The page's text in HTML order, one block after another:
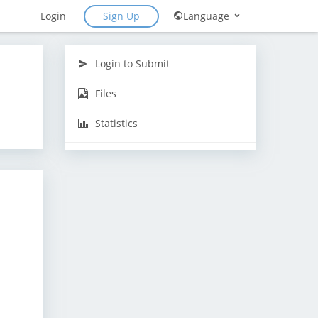
Login Sign Up Language
Login to Submit
Files
Statistics